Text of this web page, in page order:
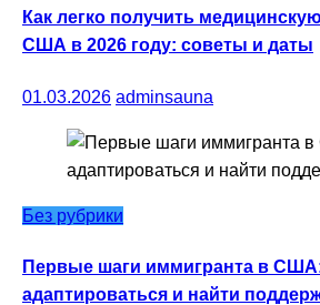
Как легко получить
США в 2026 году: советы и даты
01.03.2026 adminsauna
Без рубрики
Первые шаги иммигранта в
адаптироваться и найти